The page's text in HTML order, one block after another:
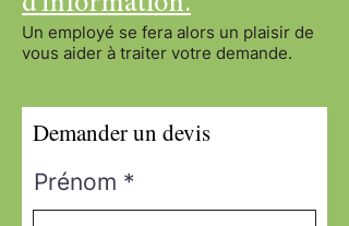
Un employé se fera alors un plaisir de
vous aider à traiter votre demande.
Demander un devis
Prénom